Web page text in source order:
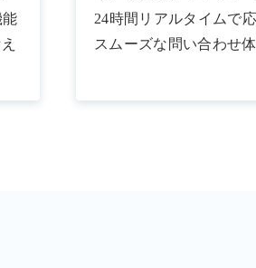
24時間リアルタイムで
スムーズな問い合わせ